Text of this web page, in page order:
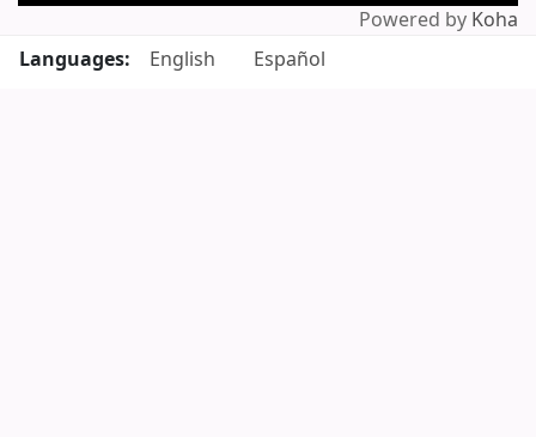
Powered by Koha
Languages:
English Español